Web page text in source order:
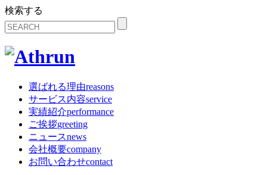
検索する
選ばれる理由reasons
サービス内容service
実績紹介performance
ご挨拶greeting
ニュースnews
会社概要company
お問い合わせcontact